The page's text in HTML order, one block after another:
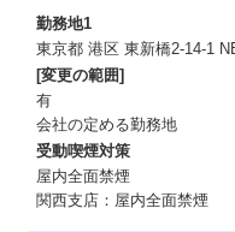
勤務地1
東京都 港区 東新橋2-14-1
[変更の範囲]
有
会社の定める勤務地
受動喫煙対策
屋内全面禁煙
関西支店：屋内全面禁煙